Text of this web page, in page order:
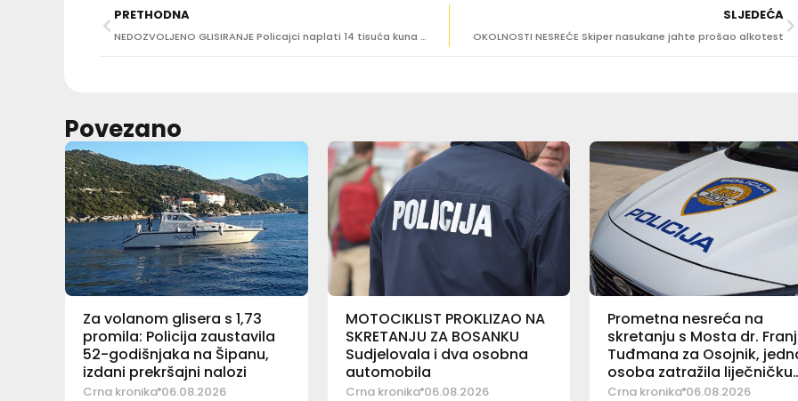
PRETHODNA
NEDOZVOLJENO GLISIRANJE Policajci naplati 14 tisuća kuna kazni
SLJEDEĆA
OKOLNOSTI NESREĆE Skiper nasukane jahte prošao alkotest
Povezano
Za volanom glisera s 1,73
promila: Policija zaustavila
52-godišnjaka na Šipanu,
izdani prekršajni nalozi
Crna kronika 06.08.2026
MOTOCIKLIST PROKLIZAO NA
SKRETANJU ZA BOSANKU
Sudjelovala i dva osobna
automobila
Crna kronika 06.08.2026
Prometna nesreća na
skretanju s Mosta dr.
Tuđmana za Osojnik,
osoba zatražila liječničku
pomoć
Crna kronika 06.08.2026